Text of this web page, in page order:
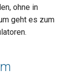
ohne in
geht es zum